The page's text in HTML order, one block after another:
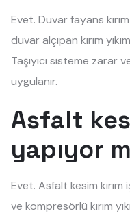
Evet. Duvar fayans
duvar alçıpan kırım
Taşıyıcı sisteme zarar
uygulanır.
Asfalt
yapıyor
Evet. Asfalt kesim kırım
ve kompresörlü kırım